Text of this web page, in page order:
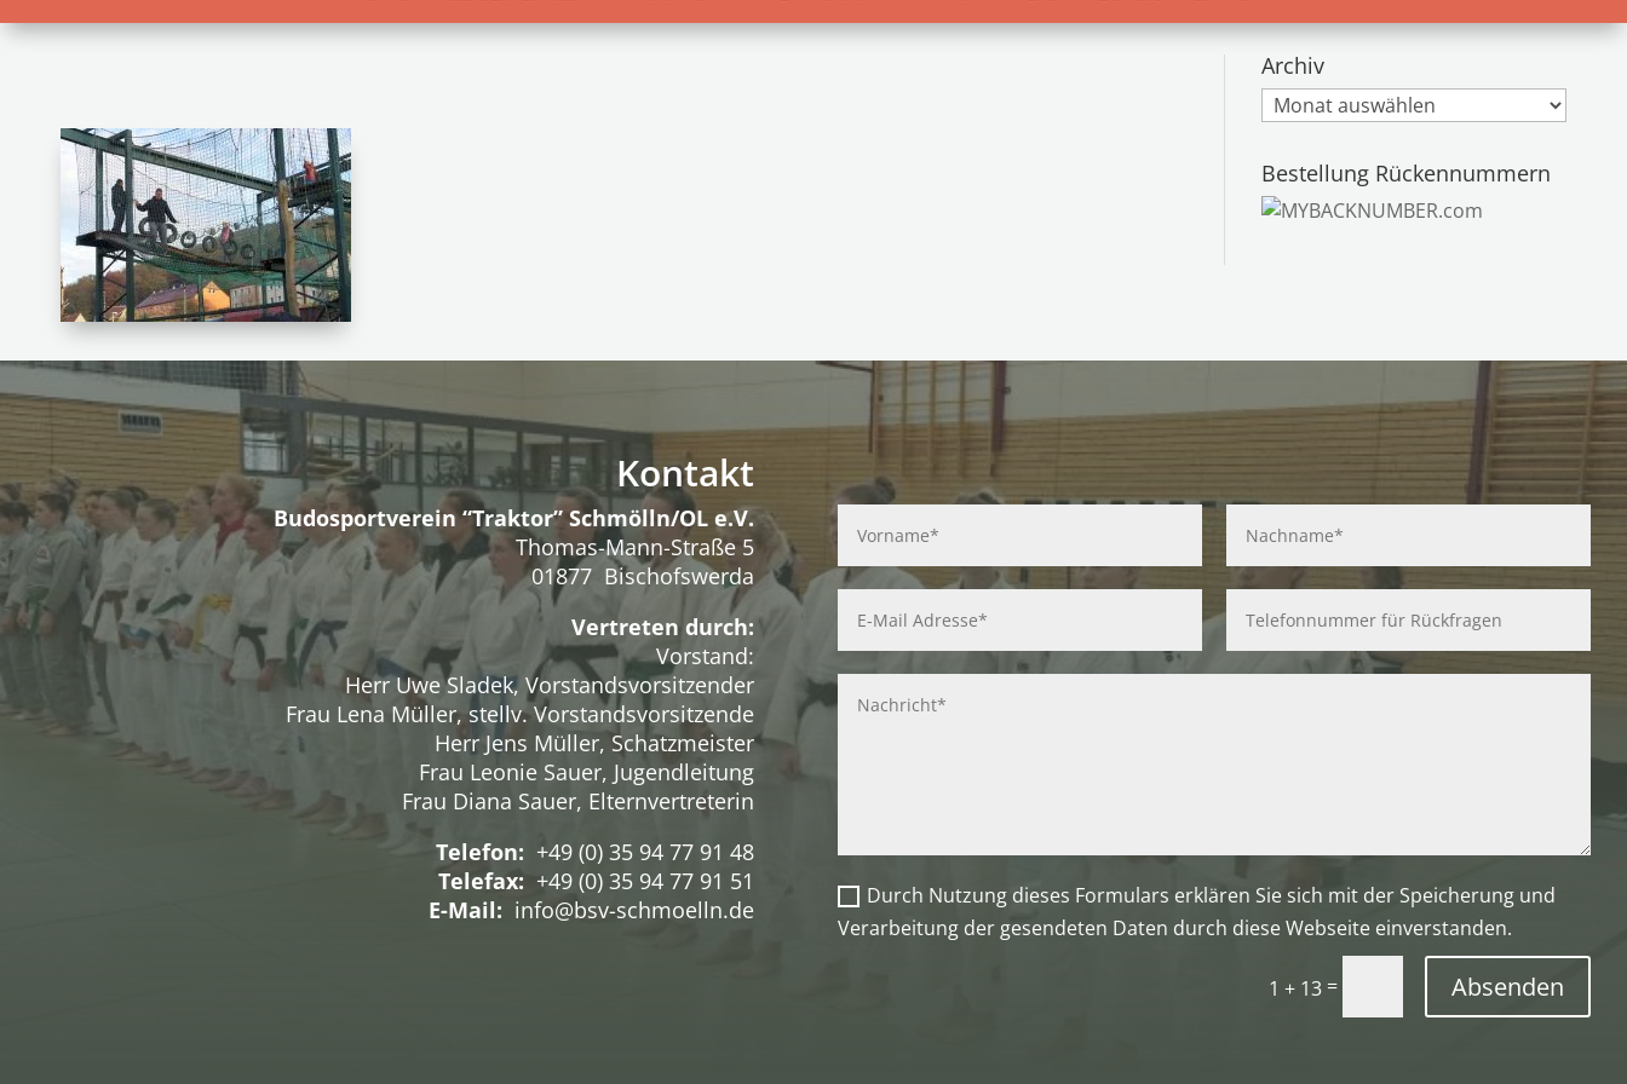
Archiv
Archiv
Bestellung Rückennummern
Kontakt
Budosportverein “Traktor” Schmölln/OL e.V.
Thomas-Mann-Straße 5
01877 Bischofswerda
Vertreten durch:
Vorstand:
Herr Uwe Sladek, Vorstandsvorsitzender
Frau Lena Müller, stellv. Vorstandsvorsitzende
Herr Jens Müller, Schatzmeister
Frau Leonie Sauer, Jugendleitung
Frau Diana Sauer, Elternvertreterin
Telefon: +49 (0) 35 94 77 91 48
Telefax: +49 (0) 35 94 77 91 51
E-Mail: info@bsv-schmoelln.de
Durch Nutzung dieses Formulars erklären Sie sich mit der Speicherung und
Verarbeitung der gesendeten Daten durch diese Webseite einverstanden.
1 + 13= Absenden